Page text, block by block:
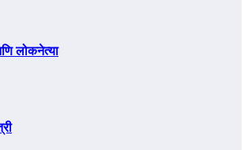
लोकनेत्या